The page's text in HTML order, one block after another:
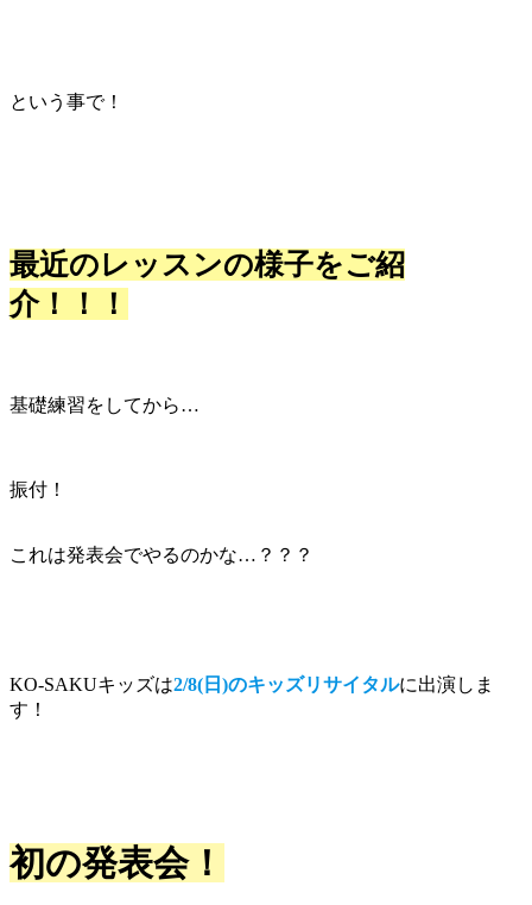
という事で！
最近のレッスンの様子をご紹
介！！！
基礎練習をしてから…
振付！
これは発表会でやるのかな…？？？
KO-SAKUキッズは2/8(日)のキッズリサイタルに出演しま
す！
初の発表会！